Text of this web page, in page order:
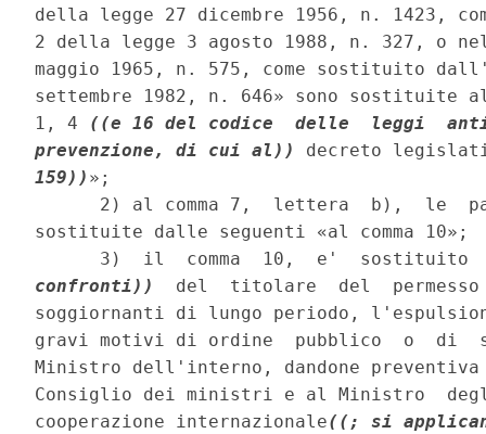
della legge 27 dicembre 1956, n. 1423,
2 della legge 3 agosto 1988, n. 327, o
maggio 1965, n. 575, come sostituito
settembre 1982, n. 646» sono
1, 4 ((e 16 del codice  delle  leggi
prevenzione, di cui al))
decreto
159)) »;
2) al comma 7,  lettera  b),  le
sostituite dalle seguenti «al comma 10»;
3)  il  comma  10,  e'  sostituito
confronti))
del  titolare  del
soggiornanti di lungo periodo,
gravi motivi di ordine  pubblico  o  di
Ministro dell'interno, dandone
Consiglio dei ministri e al Ministro
cooperazione internazionale((; si